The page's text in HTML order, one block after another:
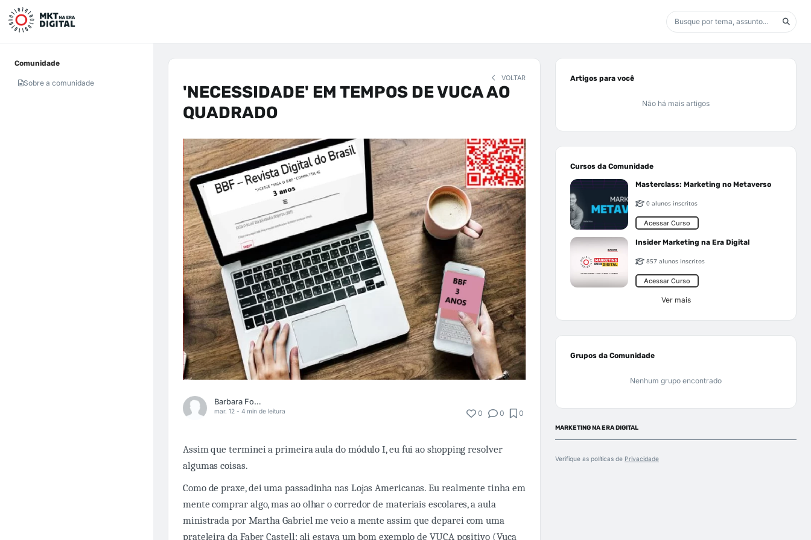
Comunidade
Sobre a comunidade
VOLTAR
'NECESSIDADE' EM TEMPOS DE VUCA AO
QUADRADO
Barbara Fontes
mar. 12 - 4 min de leitura 0 0 0
Assim que terminei a primeira aula do módulo I, eu fui ao shopping resolver
algumas coisas.
Como de praxe, dei uma passadinha nas Lojas Americanas. Eu realmente tinha em
mente comprar algo, mas ao olhar o corredor de materiais escolares, a aula
ministrada por Martha Gabriel me veio a mente assim que deparei com uma
prateleira da Faber Castell: ali estava um bom exemplo de VUCA positivo (Vuca
Artigos para você
Não há mais artigos
Cursos da Comunidade
Masterclass: Marketing no Metaverso
0 alunos inscritos
Acessar Curso
Insider Marketing na Era Digital
857 alunos inscritos
Acessar Curso
Ver mais
Grupos da Comunidade
Nenhum grupo encontrado
MARKETING NA ERA DIGITAL
Verifique as políticas de Privacidade